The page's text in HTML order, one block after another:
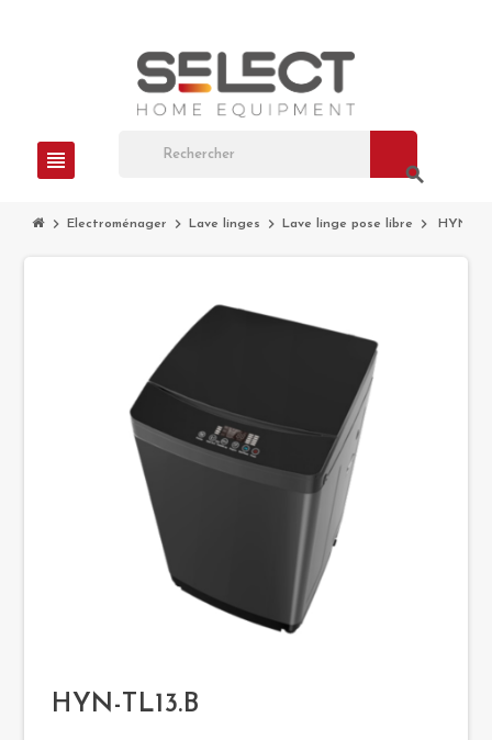
view_headline
search
chevron_right Electroménager chevron_right Lave linges chevron_right Lave linge pose libre chevron_right HYN-
HYN-TL13.B